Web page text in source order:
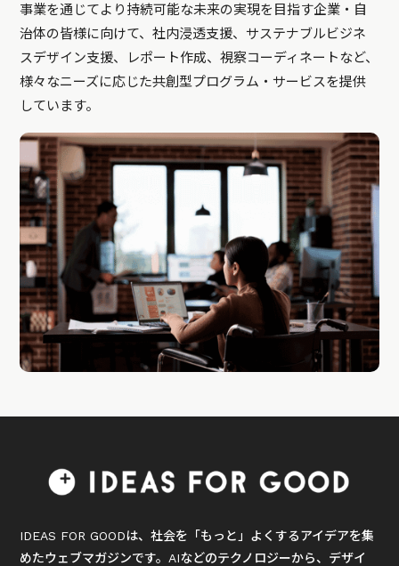
事業を通じてより持続可能な未来の実現を目指す企業・自
治体の皆様に向けて、社内浸透支援、サステナブルビジネ
スデザイン支援、レポート作成、視察コーディネートなど、
様々なニーズに応じた共創型プログラム・サービスを提供
しています。
IDEAS FOR GOODは、社会を「もっと」よくするアイデアを集
めたウェブマガジンです。AIなどのテクノロジーから、デザイ